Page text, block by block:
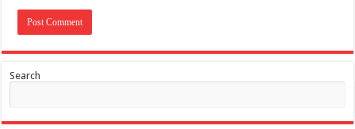
Search